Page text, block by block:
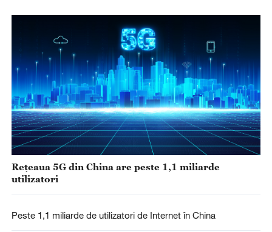
Rețeaua 5G din China are peste 1,1 miliarde
utilizatori
Peste ​1,1 miliarde de utilizatori de Internet în China